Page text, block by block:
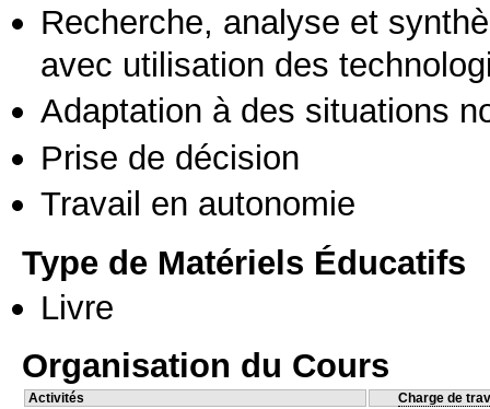
Recherche, analyse et
avec utilisation des
Adaptation à des situations
Prise de décision
Travail en autonomie
Type de Matériels Éducatifs
Livre
Organisation du Cours
Activités
Charge de